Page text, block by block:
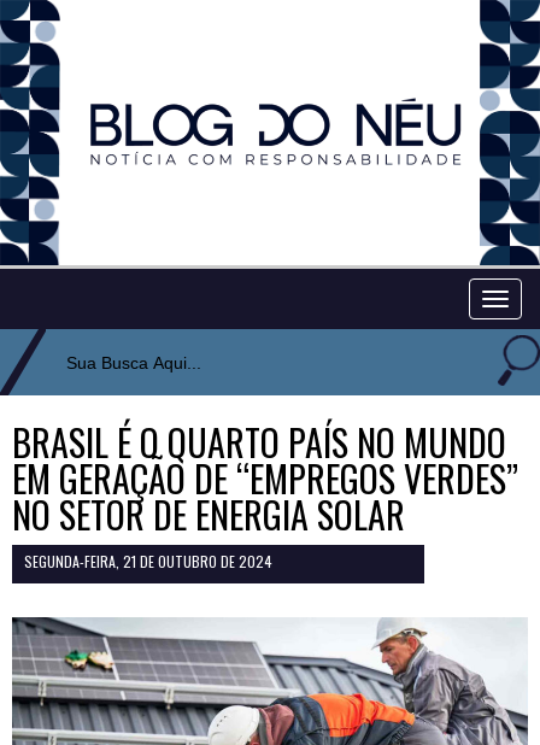
BRASIL É O QUARTO PAÍS NO MUNDO
EM GERAÇÃO DE “EMPREGOS VERDES”
NO SETOR DE ENERGIA SOLAR
SEGUNDA-FEIRA, 21 DE OUTUBRO DE 2024